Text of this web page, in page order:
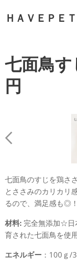
ＨＡＶＥＰＥＴ
七面鳥
円
七面鳥のすじを鶏さ
とささみのカリカリ
るので、満足感も◎！
材料: 完全無添加☆日
育された七面鳥を使
エネルギー ：100ｇ/